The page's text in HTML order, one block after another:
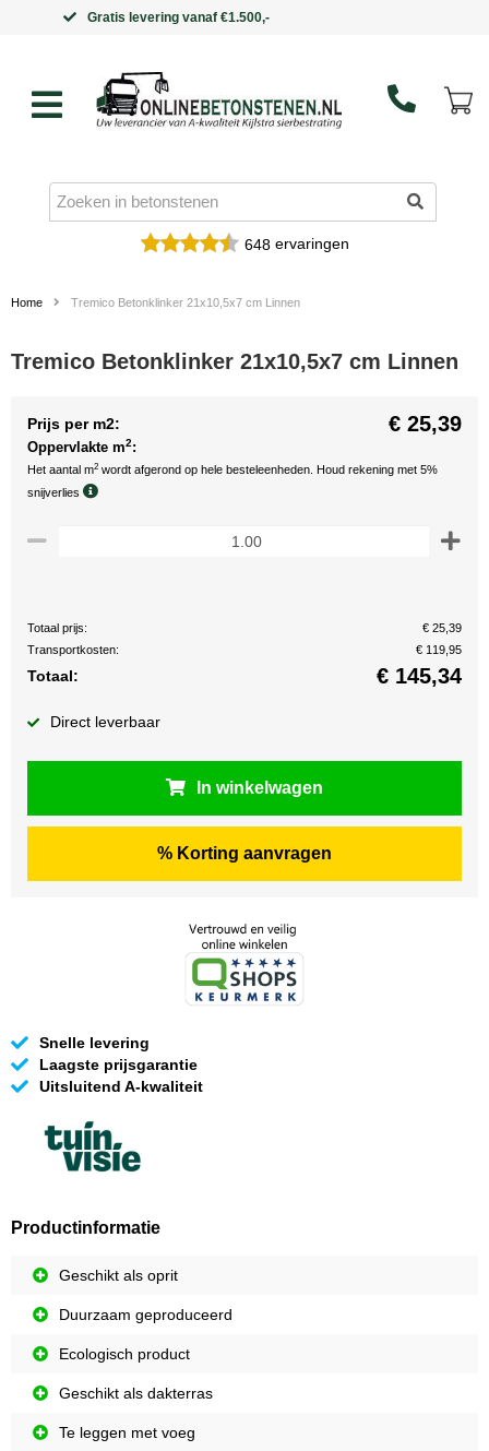
Binnen 5 werkdagen in huis
648ervaringen
Home Tremico Betonklinker 21x10,5x7 cm Linnen
Tremico Betonklinker 21x10,5x7 cm Linnen
Prijs per m2: € 25,39
Oppervlakte m2:
Het aantal m2 wordt afgerond op hele besteleenheden. Houd rekening met 5%
snijverlies
Totaal prijs:
€ 25,39
Transportkosten:
€ 119,95
Totaal: € 145,34
Direct leverbaar
In winkelwagen
% Korting aanvragen
Snelle levering
Laagste prijsgarantie
Uitsluitend A-kwaliteit
Productinformatie
Geschikt als oprit
Duurzaam geproduceerd
Ecologisch product
Geschikt als dakterras
Te leggen met voeg